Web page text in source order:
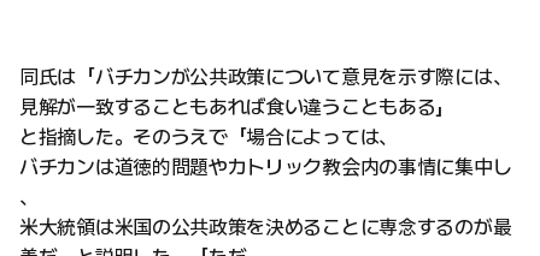
同氏は「バチカンが公共政策について意見を示す際には、
見解が一致することもあれば食い違うこともある」
と指摘した。そのうえで「場合によっては、
バチカンは道徳的問題やカトリック教会内の事情に集中し
、
米大統領は米国の公共政策を決めることに専念するのが最